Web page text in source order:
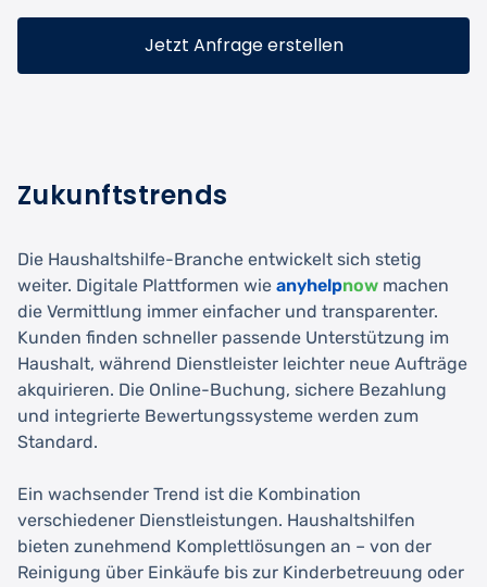
Jetzt Anfrage erstellen
Zukunftstrends
Die Haushaltshilfe-Branche entwickelt sich stetig
weiter. Digitale Plattformen wie anyhelpnow machen
die Vermittlung immer einfacher und transparenter.
Kunden finden schneller passende Unterstützung im
Haushalt, während Dienstleister leichter neue Aufträge
akquirieren. Die Online-Buchung, sichere Bezahlung
und integrierte Bewertungssysteme werden zum
Standard.
Ein wachsender Trend ist die Kombination
verschiedener Dienstleistungen. Haushaltshilfen
bieten zunehmend Komplettlösungen an – von der
Reinigung über Einkäufe bis zur Kinderbetreuung oder